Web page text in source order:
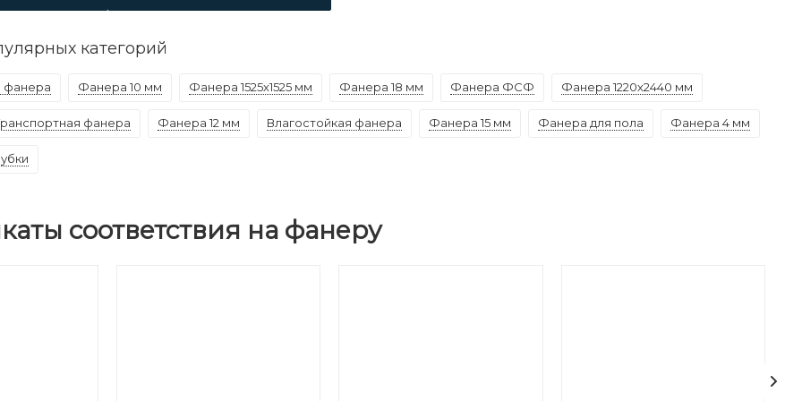
категорий
фанера Фанера 10 мм Фанера 1525х1525 мм Фанера 18 мм Фанера ФСФ Фанера 1220х2440 мм
фанера Фанера 12 мм Влагостойкая фанера Фанера 15 мм Фанера для пола Фанера 4 мм
соответствия на фанеру